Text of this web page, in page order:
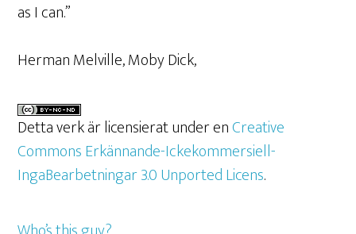
as I can.”
Herman Melville, Moby Dick,
Detta verk är licensierat under enCreative
Commons Erkännande-Ickekommersiell-
IngaBearbetningar 3.0 Unported Licens.